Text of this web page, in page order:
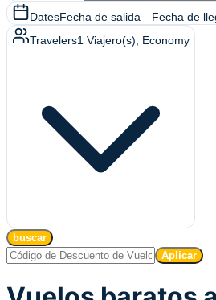
DatesFecha de salida—Fecha de
Travelers1 Viajero(s) , Economy
buscar
Aplicar